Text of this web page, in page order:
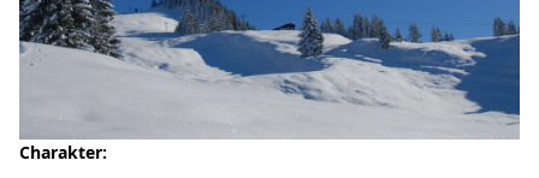
Charakter: